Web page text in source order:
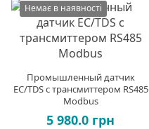
Немає в наявності
Промышленный датчик
EC/TDS с трансмиттером RS485
Modbus
5 980.0 грн